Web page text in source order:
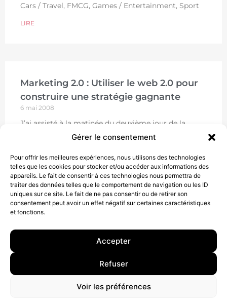
Gérer le consentement
Pour offrir les meilleures expériences, nous utilisons des technologies
telles que les cookies pour stocker et/ou accéder aux informations des
appareils. Le fait de consentir à ces technologies nous permettra de
traiter des données telles que le comportement de navigation ou les ID
uniques sur ce site. Le fait de ne pas consentir ou de retirer son
consentement peut avoir un effet négatif sur certaines caractéristiques
et fonctions.
Accepter
Refuser
Voir les préférences
Cars / Travel, FMCG, Games / Entertainment, Sport
LIRE
Marketing 2.0 : Utiliser le web 2.0 pour
construire une stratégie gagnante
6 mai 2008
J’ai assisté à la matinée du deuxième jour de la
conférence Marketing 2.0. Voici un rapide compte-
emerging marketing
LIRE
–